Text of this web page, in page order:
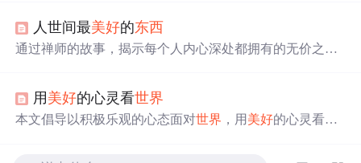
恼往往源自我们自身的纠结，学会放下，给自己微笑，才
能真正体验到生活的美好。
人世间最美好的东西
通过禅师的故事，揭示每个人内心深处都拥有的无价之
用 美好的心灵看世界
本文倡导以积极乐观的心态面对世界 ，用 美好的心灵看待